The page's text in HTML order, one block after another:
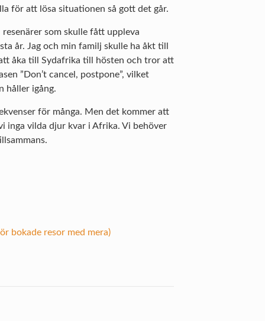
för att lösa situationen så gott det går.
som skulle fått uppleva
år. Jag och min familj skulle ha åkt till
åka till Sydafrika till hösten och tror att
”Don’t cancel, postpone”, vilket
håller igång.
för många. Men det kommer att
inga vilda djur kvar i Afrika. Vi behöver
bokade resor med mera)